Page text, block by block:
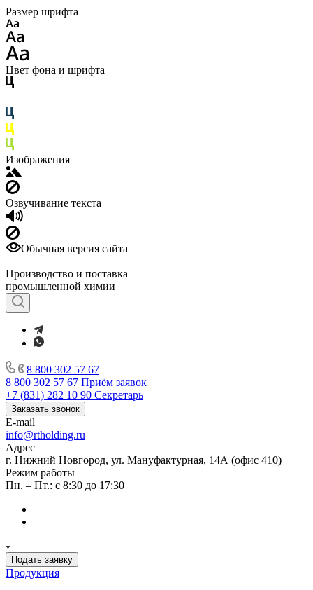
Размер шрифта
Цвет фона и шрифта
Изображения
Озвучивание текста
Обычная версия сайта
Производство и поставка
промышленной химии
8 800 302 57 67
8 800 302 57 67 Приём заявок
+7 (831) 282 10 90 Секретарь
Заказать звонок
E-mail
info@rtholding.ru
Адрес
г. Нижний Новгород, ул. Мануфактурная, 14А (офис 410)
Режим работы
Пн. – Пт.: с 8:30 до 17:30
Подать заявку
Продукция